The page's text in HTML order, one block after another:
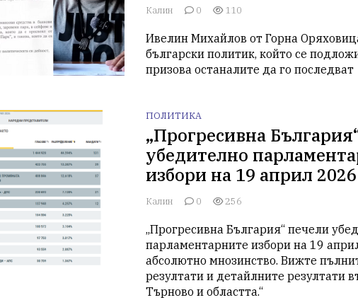
Калин 0 110
Ивелин Михайлов от Горна
български политик, който се
призова останалите да го последват
ПОЛИТИКА
„Прогресивна
убедително
избори на 19 април 2026
Калин 0 256
„Прогресивна България“ печели
парламентарните избори на 19
абсолютно мнозинство. Вижте
резултати и детайлните резултати
Търново и областта.“